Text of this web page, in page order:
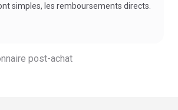
simples, les remboursements directs.
post-achat